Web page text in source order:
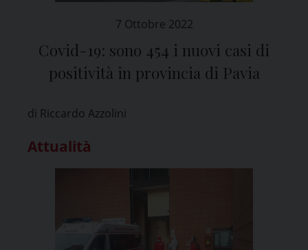
7 Ottobre 2022
Covid-19: sono 454 i nuovi casi di
positività in provincia di Pavia
di Riccardo Azzolini
Attualità